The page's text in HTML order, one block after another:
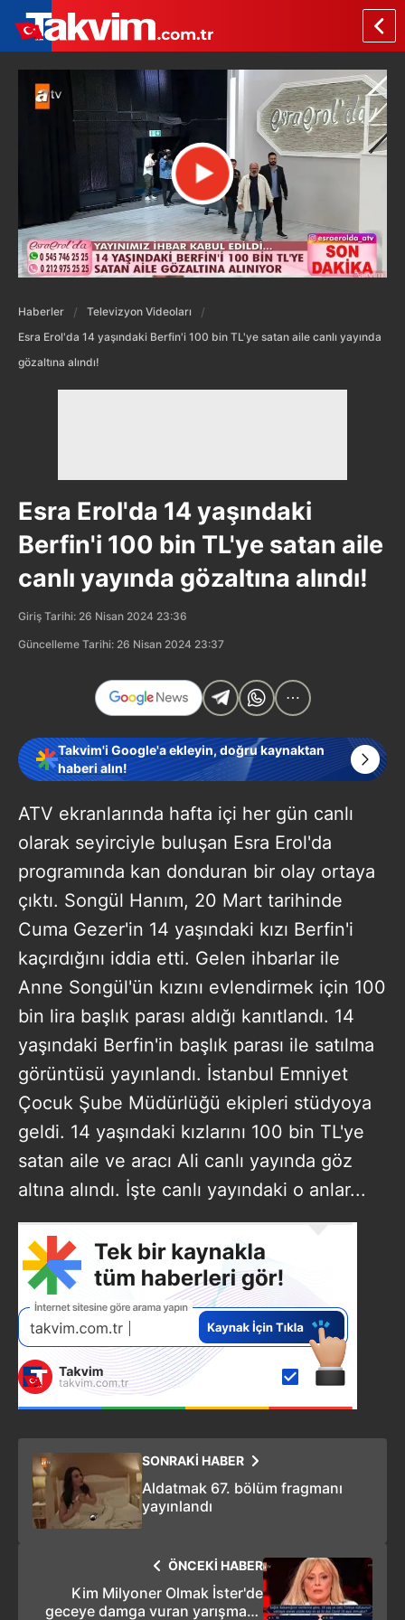
Haberler
Televizyon Videoları
Esra Erol'da 14 yaşındaki Berfin'i 100 bin TL'ye satan aile canlı yayında
gözaltına alındı!
Esra Erol'da 14 yaşındaki
Berfin'i 100 bin TL'ye satan aile
canlı yayında gözaltına alındı!
Giriş Tarihi: 26 Nisan 2024 23:36
Güncelleme Tarihi: 26 Nisan 2024 23:37
Takvim'i Google'a ekleyin, doğru kaynaktan
haberi alın!
ATV ekranlarında hafta içi her gün canlı
olarak seyirciyle buluşan Esra Erol'da
programında kan donduran bir olay ortaya
çıktı. Songül Hanım, 20 Mart tarihinde
Cuma Gezer'in 14 yaşındaki kızı Berfin'i
kaçırdığını iddia etti. Gelen ihbarlar ile
Anne Songül'ün kızını evlendirmek için 100
bin lira başlık parası aldığı kanıtlandı. 14
yaşındaki Berfin'in başlık parası ile satılma
görüntüsü yayınlandı. İstanbul Emniyet
Çocuk Şube Müdürlüğü ekipleri stüdyoya
geldi. 14 yaşındaki kızlarını 100 bin TL'ye
satan aile ve aracı Ali canlı yayında göz
altına alındı. İşte canlı yayındaki o anlar...
SONRAKİ HABER
Aldatmak 67. bölüm fragmanı
yayınlandı
ÖNCEKİ HABER
Kim Milyoner Olmak İster'de
geceye damga vuran yarışmacı!